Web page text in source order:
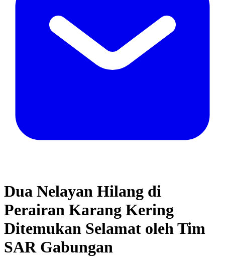
Dua Nelayan Hilang di
Perairan Karang Kering
Ditemukan Selamat oleh Tim
SAR Gabungan